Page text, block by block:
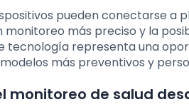
pueden conectarse a
monitoreo más preciso y la
tecnología representa una
más preventivos y
monitoreo de salud